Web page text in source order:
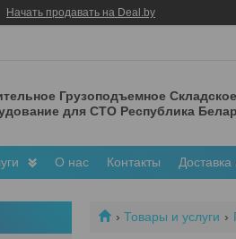
Начать продавать на Deal.by
Грузоподъемное Складское
для СТО Республика
О нас Контакты
Товары и услуги